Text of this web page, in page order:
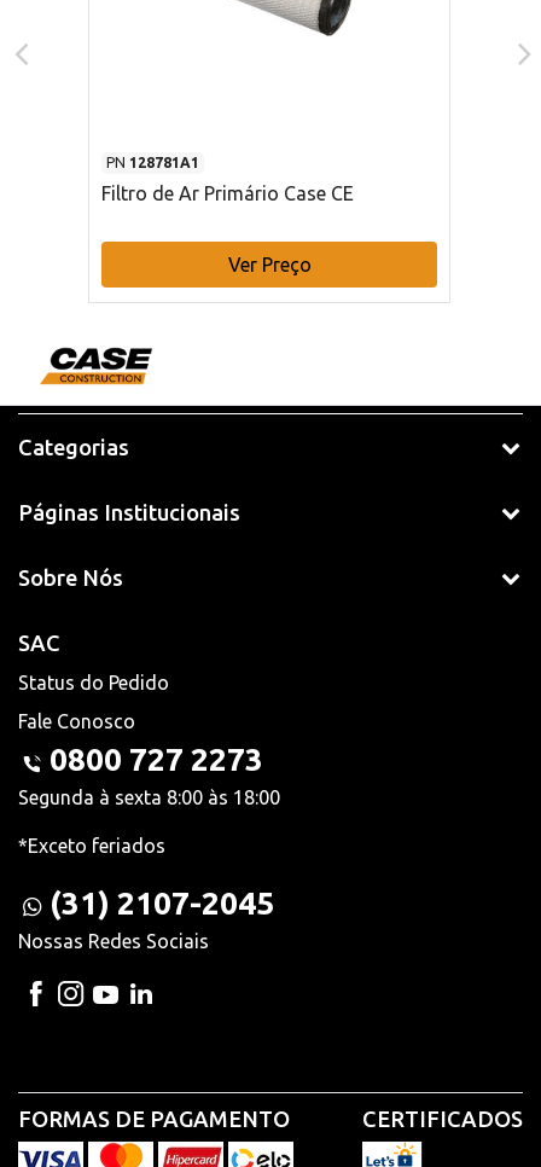
PN 128781A1
Filtro de Ar Primário Case CE
Ver Preço
Categorias
Páginas Institucionais
Sobre Nós
SAC
Status do Pedido
Fale Conosco
0800 727 2273
Segunda à sexta 8:00 às 18:00
*Exceto feriados
(31) 2107-2045
Nossas Redes Sociais
FORMAS DE PAGAMENTO CERTIFICADOS